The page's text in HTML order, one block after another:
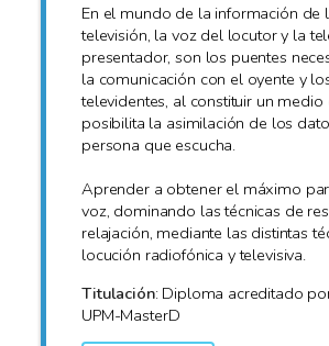
En el mundo de la información de
televisión, la voz del locutor y la
presentador, son los puentes
la comunicación con el oyente y
televidentes, al constituir un medio
posibilita la asimilación de los
persona que escucha.
Aprender a obtener el máximo
voz, dominando las técnicas de
relajación, mediante las distintas
locución radiofónica y televisiva.
Titulación: Diploma acreditado
UPM-MasterD